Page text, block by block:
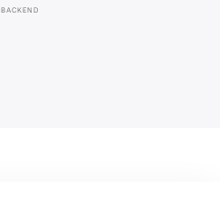
BACKEND